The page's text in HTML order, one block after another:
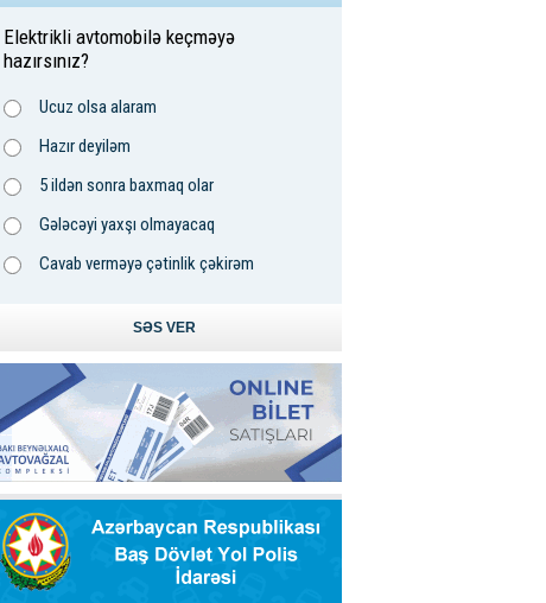
Elektrikli avtomobilə keçməyə
hazırsınız?
Ucuz olsa alaram
Hazır deyiləm
5 ildən sonra baxmaq olar
Gələcəyi yaxşı olmayacaq
Cavab verməyə çətinlik çəkirəm